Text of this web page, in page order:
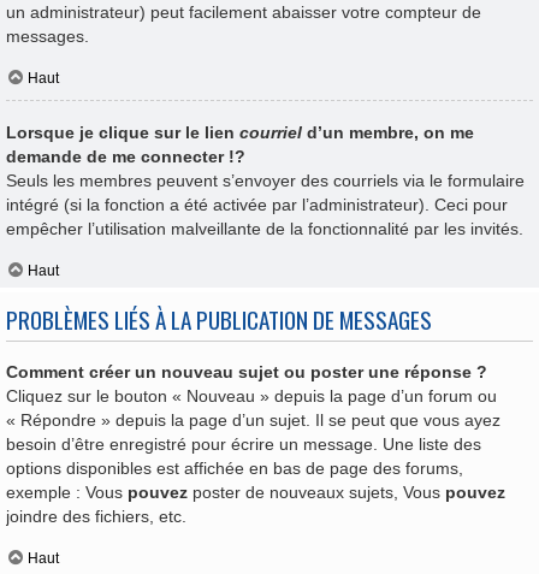
un administrateur) peut facilement abaisser votre compteur de
messages.
Haut
Lorsque je clique sur le lien courriel d’un membre, on me
demande de me connecter !?
Seuls les membres peuvent s’envoyer des courriels via le formulaire
intégré (si la fonction a été activée par l’administrateur). Ceci pour
empêcher l’utilisation malveillante de la fonctionnalité par les invités.
Haut
PROBLÈMES LIÉS À LA PUBLICATION DE MESSAGES
Comment créer un nouveau sujet ou poster une réponse ?
Cliquez sur le bouton « Nouveau » depuis la page d’un forum ou
« Répondre » depuis la page d’un sujet. Il se peut que vous ayez
besoin d’être enregistré pour écrire un message. Une liste des
options disponibles est affichée en bas de page des forums,
exemple : Vous pouvez poster de nouveaux sujets, Vous pouvez
joindre des fichiers, etc.
Haut